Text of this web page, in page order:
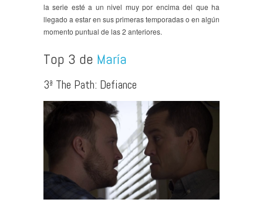
la serie esté a un nivel muy por encima del que ha
llegado a estar en sus primeras temporadas o en algún
momento puntual de las 2 anteriores.
Top 3 de María
3ª The Path: Defiance